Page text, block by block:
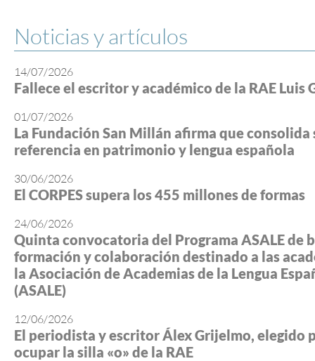
Noticias y artículos
14/07/2026
Fallece el escritor y académico de la RAE Luis
01/07/2026
La Fundación San Millán afirma que consolida
referencia en patrimonio y lengua española
30/06/2026
El CORPES supera los 455 millones de formas
24/06/2026
Quinta convocatoria del Programa ASALE de
formación y colaboración destinado a las
la Asociación de Academias de la Lengua
(ASALE)
12/06/2026
El periodista y escritor Álex Grijelmo, elegido
ocupar la silla «o» de la RAE